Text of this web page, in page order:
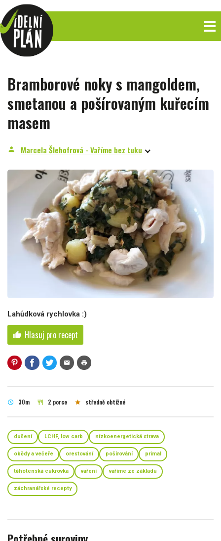
Bramborové noky s mangoldem,
smetanou a pošírovaným kuřecím
masem
person Marcela Šlehofrová - Vaříme bez tuku
Lahůdková rychlovka :)
thumb_up Hlasuj pro recept
mail print
schedule 30m restaurant 2 porce star středně obtížné
dušení LCHF, low carb nízkoenergetická strava
obědy a večeře orestování pošírování primal
těhotenská cukrovka vaření vaříme ze základu
záchranářské recepty